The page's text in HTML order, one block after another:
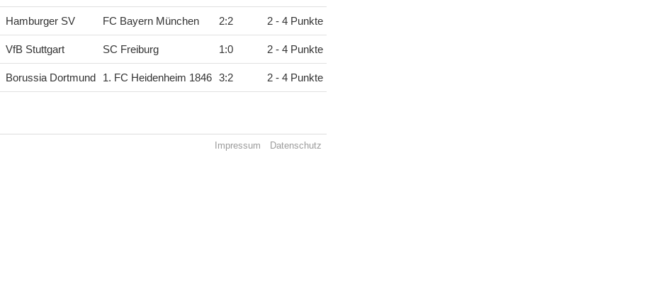
Hamburger SV FC Bayern München 2:2 2 - 4 Punkte
VfB Stuttgart SC Freiburg 1:0 2 - 4 Punkte
Borussia Dortmund 1. FC Heidenheim 1846 3:2 2 - 4 Punkte
Impressum Datenschutz